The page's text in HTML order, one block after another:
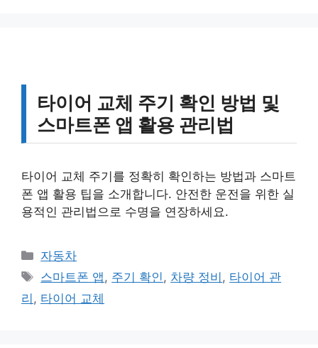
타이어 교체 주기 확인 방법 및
스마트폰 앱 활용 관리법
타이어 교체 주기를 정확히 확인하는 방법과 스마트
폰 앱 활용 팁을 소개합니다. 안전한 운전을 위한 실
용적인 관리법으로 수명을 연장하세요.
카
테
리
자동차
태
그
스마트폰 앱, 주기 확인, 차량 정비 , 타이어 관
리 , 타이어 교체